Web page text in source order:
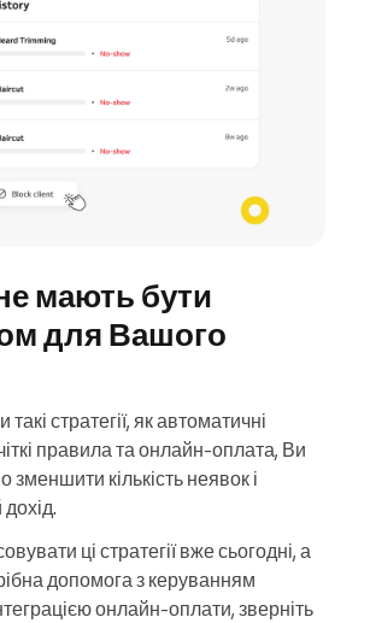
мають бути
для Вашого
стратегії, як автоматичні
правила та онлайн-оплата, Ви
зменшити кількість неявок і
ці стратегії вже сьогодні, а
допомога з керуванням
онлайн-оплати, зверніть